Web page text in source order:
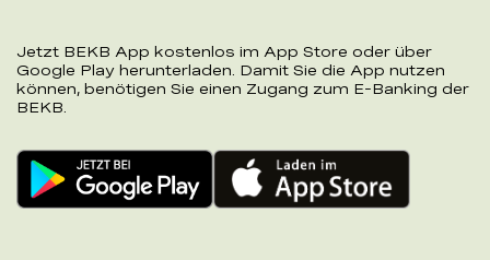
Jetzt BEKB App kostenlos im App Store oder über
Google Play herunterladen. Damit Sie die App nutzen
können, benötigen Sie einen Zugang zum E-Banking der
BEKB.